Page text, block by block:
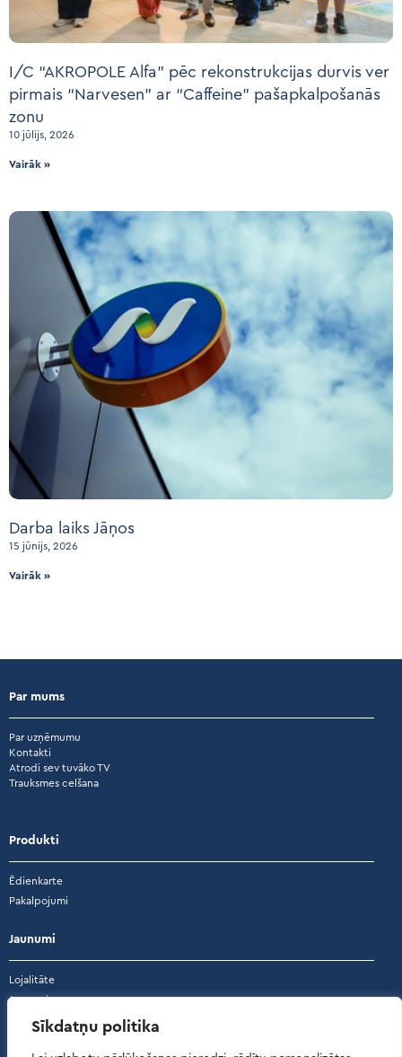
Sīkdatņu politika
I/C “AKROPOLE Alfa” pēc rekonstrukcijas durvis ver
pirmais “Narvesen” ar “Caffeine” pašapkalpošanās
zonu
10 jūlijs, 2026
Vairāk »
Darba laiks Jāņos
15 jūnijs, 2026
Vairāk »
Par mums
Par uzņēmumu
Kontakti
Atrodi sev tuvāko TV
Trauksmes celšana
Produkti
Ēdienkarte
Pakalpojumi
Jaunumi
Lojalitāte
Jaunumi
Akcijas